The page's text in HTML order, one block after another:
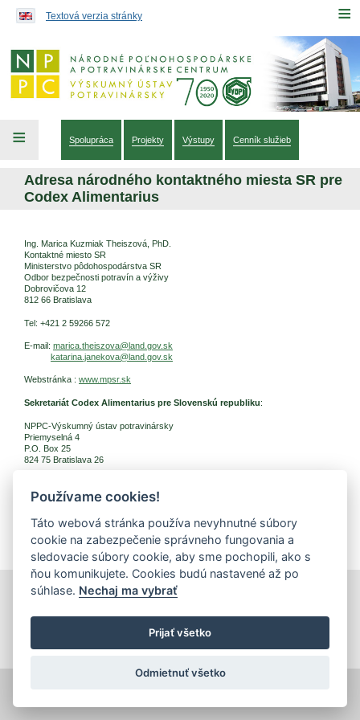
≡
Textová verzia stránky
≡ Spolupráca Projekty Výstupy Cenník služieb
Adresa národného kontaktného miesta SR pre
Codex Alimentarius
Ing. Marica Kuzmiak Theiszová, PhD.
Kontaktné miesto SR
Ministerstvo pôdohospodárstva SR
Odbor bezpečnosti potravín a výživy
Dobrovičova 12
812 66 Bratislava
Tel: +421 2 59266 572
E-mail: marica .theiszova@land.gov.sk
katarina.janekova@land.gov.sk
Webstránka : www.mpsr.sk
Sekretariát Codex Alimentarius pre Slovenskú republiku:
NPPC-Výskumný ústav potravinársky
Priemyselná 4
P.O. Box 25
824 75 Bratislava 26
Ing. Danka Šalgovičová
Tel: +421 2 502 37 025
E-mail: danka.salgovicova@nppc.sk
Priemyselná 4, 821 08 Bratislava
Inštitút znalostného pôdohospodárstva a inovácií
Používame cookies!
Táto webová stránka používa nevyhnutné súbory
cookie na zabezpečenie správneho fungovania a
sledovacie súbory cookie, aby sme pochopili, ako s
ňou komunikujete. Cookies budú nastavené až po
súhlase. Nechaj ma vybrať
Prijať všetko
Odmietnuť všetko